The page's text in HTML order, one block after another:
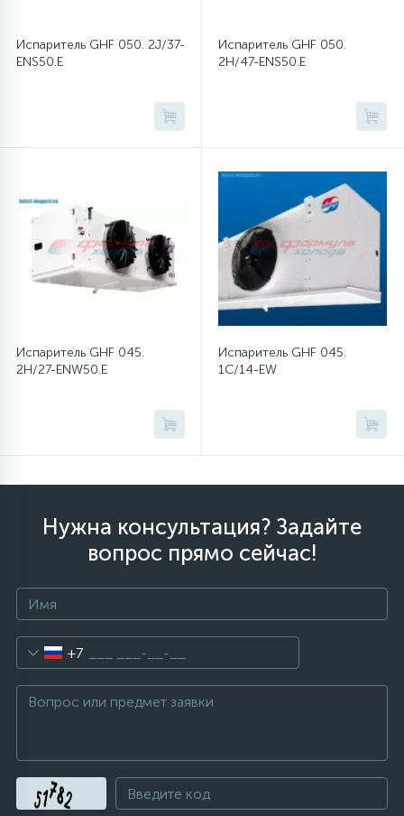
Испаритель GHF 050. 2J/37-
ENS50.E
Испаритель GHF 050.
2H/47-ENS50.E
Испаритель GHF 045.
2H/27-ENW50.E
Испаритель GHF 045.
1C/14-EW
Нужна консультация? Задайте
вопрос прямо сейчас!
+7